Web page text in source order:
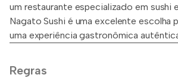
um restaurante especializado em sushi
Nagato Sushi é uma excelente escolha
uma experiência gastronômica
Regras